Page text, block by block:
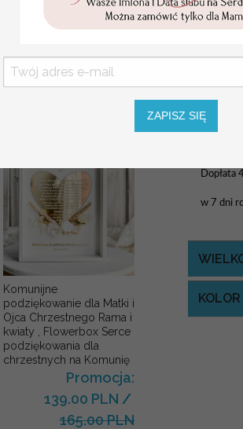
personalizowana
Pamiątka Komunijna
Promocja:
85.00 PLN/105.00
Komunijne
podziękowanie dla Matki i
Ojca Chrzestnego Rama i
kwiaty , Flowerbox Serce
podziękowania dla
chrzestnych na Komunię
Promocja:
139.00 PLN /
165.00 PLN
Za
Rozmiar
Dopłata
w 7 dni
ZAPISZ SIĘ